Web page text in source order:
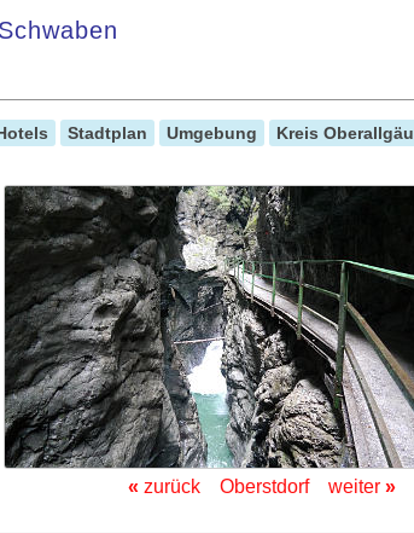
Stadtplan Umgebung Kreis Oberallgäu
« zurück Oberstdorf weiter »